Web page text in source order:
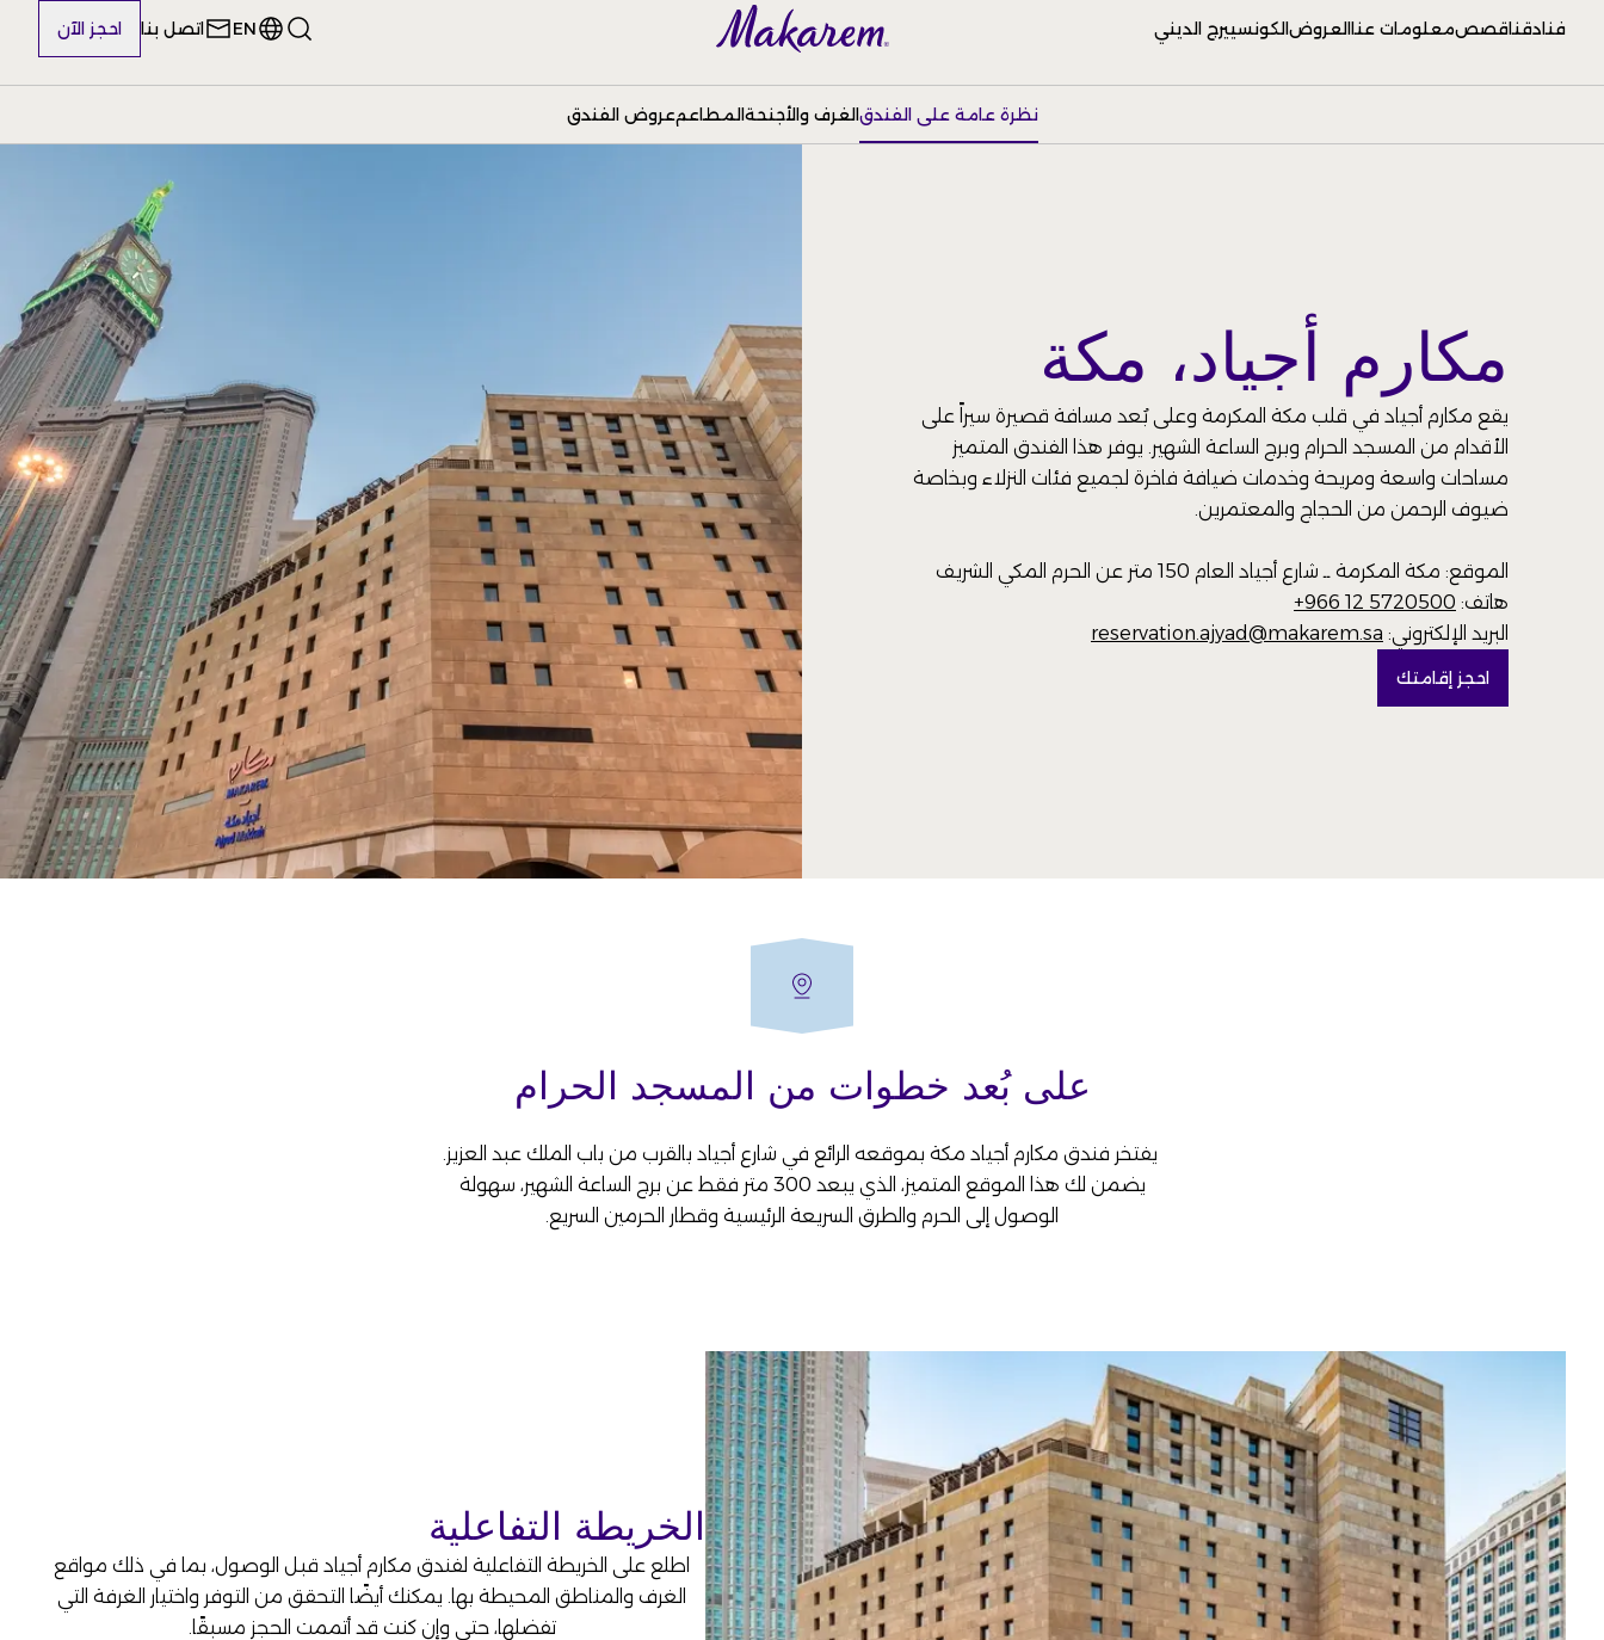
فنادقناقصصمعلومات عناالعروضالكونسييرج الديني EN اتصل بنا احجز الآن
نظرة عامة على الفندقالغرف والأجنحةالمطاعمعروض الفندق
مكارم أجياد، مكة
يقع مكارم أجياد في قلب مكة المكرمة وعلى بُعد مسافة قصيرة سيراً على
الأقدام من المسجد الحرام وبرج الساعة الشهير. يوفر هذا الفندق المتميز
مساحات واسعة ومريحة وخدمات ضيافة فاخرة لجميع فئات النزلاء وبخاصة
ضيوف الرحمن من الحجاج والمعتمرين.
الموقع: مكة المكرمة ــ شارع أجياد العام 150 متر عن الحرم المكي الشريف
هاتف: +966 12 5720500
البريد الإلكتروني: reservation.ajyad@makarem.sa
احجز إقامتك(OPENS IN A NEW TAB)
على بُعد خطوات من المسجد الحرام
يفتخر فندق مكارم أجياد مكة بموقعه الرائع في شارع أجياد بالقرب من باب الملك عبد العزيز.
يضمن لك هذا الموقع المتميز، الذي يبعد 300 متر فقط عن برج الساعة الشهير، سهولة
الوصول إلى الحرم والطرق السريعة الرئيسية وقطار الحرمين السريع.
الخريطة التفاعلية
اطلع على الخريطة التفاعلية لفندق مكارم أجياد قبل الوصول، بما في ذلك مواقع
الغرف والمناطق المحيطة بها. يمكنك أيضًا التحقق من التوفر واختيار الغرفة التي
تفضلها، حتى وإن كنت قد أتممت الحجز مسبقًا.